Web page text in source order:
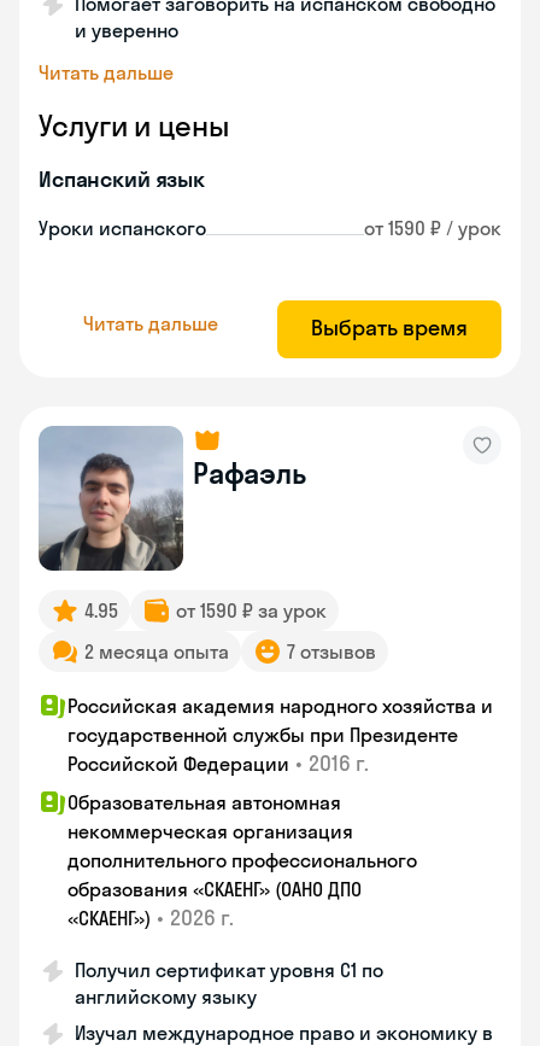
и уверенно
Читать дальше
Услуги и цены
Испанский язык
Уроки испанского от 1590 ₽ / урок
Читать дальше Выбрать время
Рафаэль
4.95
от 1590 ₽ за урок
2 месяца опыта
7 отзывов
Российская академия народного хозяйства и
государственной службы при Президенте
Российской Федерации • 2016 г.
Образовательная автономная
некоммерческая организация
дополнительного профессионального
образования «СКАЕНГ» (ОАНО ДПО
«СКАЕНГ») • 2026 г.
Получил сертификат уровня С1 по
английскому языку
Изучал международное право и экономику в